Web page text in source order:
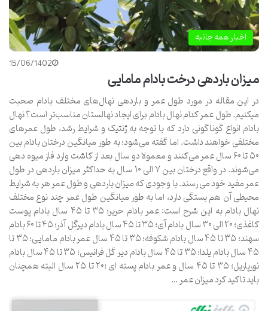
اخبار همه جانبه
15/06/1402
میزان باردهی درخت بادام مامایی
در این مقاله در مورد طول عمر و باردهی نهال‌های مختلف بادام صحبت
میکنیم. طول عمر کدام نهال بادام برای ایجاد نهالستان مناسب‌تر است؟ نهال
بادام انواع گوناگونی دارد که با توجه به ژنتیک و شرایط رشد، طول عمرهای
مختلفی خواهند داشت. اما گفته می‌شود؛ به طور میانگین درختان بادام بین
۵۰ تا ۶۰ سال عمر می‌کنند و معمولا دو سال بعد از کاشت وارد فاز میوه‌ دهی
می‌شوند. در واقع درختان بین ۷ الی ۱۰ سال به حداکثر میزان باردهی در طول
عمر مفید خود می رسند. با وجودی که میزان باردهی و طول عمر هر به شرایط
محیطی آن هم بستگی دارد، اما به طور میانگین طول عمر چند نوع مختلف
نهال بادام به این شرح است: عمر بادام حریر؛ ۳۵ تا ۴۵ سال بادام پوست
کاغذی؛ ۲۰ الی ۳۰ سال بادام آی؛ ۳۵ تا ۴۵ سال بادام دیرگل آذر؛ ۴۵ تا ۶۰ بادام
سهند؛ ۳۵ تا ۴۵ سال بادام شکوفه؛ ۳۵ تا ۴۵ سال عمر بادام مامایی؛ ۳۵ تا
۴۵ سال بادام یلدا؛ ۳۵ تا ۴۵ سال بادام دیر گل فرانیس؛ ۳۵ تا ۴۵ سال بادام
نورپاریل؛ ۳۵ تا ۴۵ سال و عمر بادام پسته ای ؛۲۰ تا ۲۵ سال البته همچنان
باید تاکید کرد میزان عمر …